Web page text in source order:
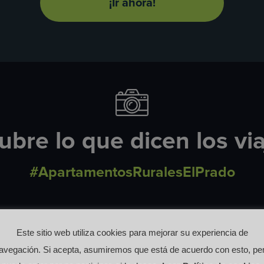
¡Ir ahora!
lo que dicen los
#ApartamentosRuralesElPrado
Este sitio web utiliza cookies para mejorar su experiencia de
Si acepta, asumiremos que está de acuerdo con esto,